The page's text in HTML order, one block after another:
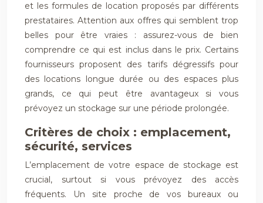
et les formules de location proposés par différents
prestataires. Attention aux offres qui semblent trop
belles pour être vraies : assurez-vous de bien
comprendre ce qui est inclus dans le prix. Certains
fournisseurs proposent des tarifs dégressifs pour
des locations longue durée ou des espaces plus
grands, ce qui peut être avantageux si vous
prévoyez un stockage sur une période prolongée.
Critères de choix : emplacement,
sécurité, services
L’emplacement de votre espace de stockage est
crucial, surtout si vous prévoyez des accès
fréquents. Un site proche de vos bureaux ou